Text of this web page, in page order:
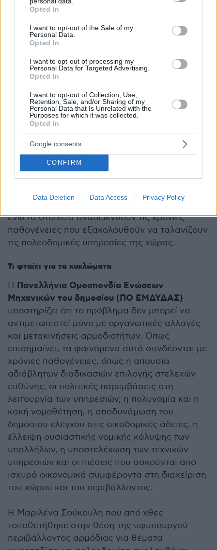
grant or deny consent to Google and its third-party tags to
use your data for below specified purposes in below Google
consent section.
Opted In
I want to opt-out of the Sale of my
Personal Data.
Opted In
I want to opt-out of processing my
Personal Data for Targeted Advertising.
Opted In
I want to opt-out of Collection, Use,
Retention, Sale, and/or Sharing of my
Personal Data that Is Unrelated with the
Purposes for which it was collected.
Opted In
Google consents
CONFIRM
Data Deletion Data Access Privacy Policy
περιπτώσεις υπαλλήλων Πολεοδομίας
εντοπίστηκαν τραπεζικές καταθέσεις
συνολικού ύψους 350.483 ευρώ που δεν
δικαιολογούνταν από τα δηλωμένα εισοδήματά
έσχες» διαπιστώθηκαν αδήλωτοι τραπεζικοί
λογαριασμοί, ακίνητα, οχήματα και μετοχές.
Το 2024 οι καταγγελίες για πολεοδομικές
υποθέσεις αυξήθηκαν κατά 32%, φτάνοντας τις
123 έναντι 93 το 2023. Παράλληλα, η Αρχή
συνέχισε και πέρσι ελέγχους σε υπηρεσίες
Δόμησης, στην Κρήτη και σε νησιά του Αιγαίου.
Οι υποθέσεις με αδικαιολόγητα περιουσιακά
στοιχεία διαβιβάστηκαν στις εισαγγελικές
ΑΑΔΕ
ενώ τα στοιχεία αναδεικνύουν τις χρόνιες
παθογένειες που εξακολουθούν να ταλανίζουν
τις πολεοδομικές υπηρεσίες της χώρας.
Τι φταίει για τα κυκλώματα
Η Πανελλήνια Ομοσπονδία Ενώσεων
Μηχανικών του δημοσίου (ΠΟ ΕΜΔΥΔΑΣ)
υποστηρίζει ότι το πρόβλημα δεν μπορεί να
αντιμετωπιστεί μόνο με οργανωτικές αλλαγές
και μετακινήσεις αρμοδιοτήτων. Όπως
επισημαίνει, τα φαινόμενα αυτά συνδέονται με
χρόνιες παθογένειες, όπως η απουσία
αδιάβλητων διαδικασιών επιλογής στελεχών
ευθύνης, οι πολιτικές παρεμβάσεις στη
λειτουργία των υπηρεσιών, η πολυνομία και η
κακή νομοθέτηση, η αποδυνάμωση του
δημόσιου ελέγχου στις οικοδομικές άδειες, η
έλλειψη ουσιαστικής νομικής κάλυψης των
υπαλλήλων, η υποστελέχωση των τεχνικών
υπηρεσιών και οι πιέσεις που ασκούνται από
ισχυρά οικονομικά συμφέροντα στη διαχείριση
του χώρου και του περιβάλλοντος.
Η Μαριλένα Σούκουλη που από χθες
τοποθετήθηκε στην θέση της υφυπουργού
περιβάλλοντος αρμόδιας για θέματα